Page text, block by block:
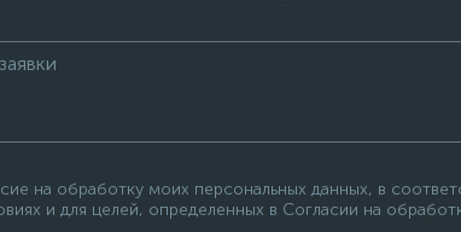
на обработку моих персональных данных, в
и для целей, определенных в Согласии на